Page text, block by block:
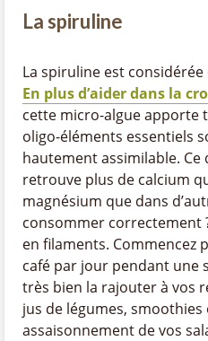
La spiruline
La spiruline est
En plus d’aider dans la
cette micro-algue apporte
oligo-éléments essentiels
hautement assimilable. Ce
retrouve plus de calcium
magnésium que dans
consommer correctement
en filaments. Commencez
café par jour pendant une
très bien la rajouter à vos
jus de légumes,
assaisonnement de vos